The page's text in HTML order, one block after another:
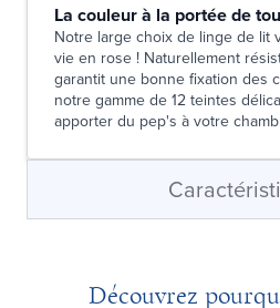
La couleur à la portée de
Notre large choix de linge de lit
vie en rose ! Naturellement
garantit une bonne fixation des
notre gamme de 12 teintes
apporter du pep's à votre
Découvrez